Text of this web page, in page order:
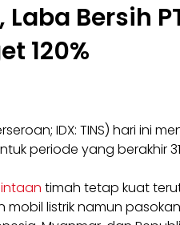
Bersih
120%
IDX: TINS) hari ini
periode yang berakhir
timah tetap kuat
mobil listrik namun